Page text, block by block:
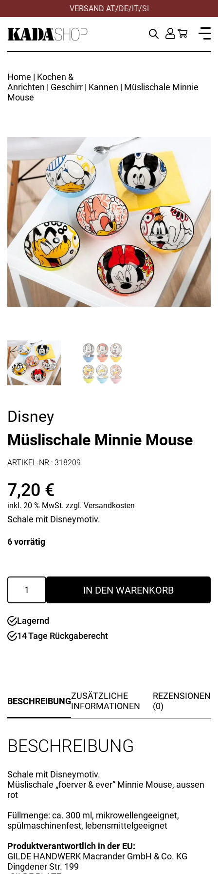
VERSAND AT/DE/IT/SI
Home | Kochen &
Anrichten | Geschirr | Kannen | Müslischale Minnie
Mouse
Disney
Müslischale Minnie Mouse
ARTIKEL-NR.: 318209
7,20 €
inkl. 20 % MwSt. zzgl. Versandkosten
Schale mit Disneymotiv.
6 vorrätig
Müslischale
Minnie
Mouse
IN DEN WARENKORB
Lagernd
14 Tage Rückgaberecht
BESCHREIBUNGZUSÄTZLICHE
INFORMATIONEN
REZENSIONEN
(0)
BESCHREIBUNG
Schale mit Disneymotiv.
Müslischale „foerver & ever“ Minnie Mouse, aussen
rot
Füllmenge: ca. 300 ml, mikrowellengeeignet,
spülmaschinenfest, lebensmittelgeeignet
Produktverantwortlich in der EU:
GILDE HANDWERK Macrander GmbH & Co. KG
Dingdener Str. 199